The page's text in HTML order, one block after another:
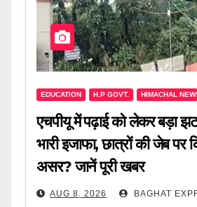
EDUCATION H.P GOVT. HIMACHAL
एचपीयू में पढ़ाई को लेकर बड़ा
भारी इजाफा, छात्रों की जेब पर
असर? जानें पूरी खबर
AUG 8, 2026 BAGHAT